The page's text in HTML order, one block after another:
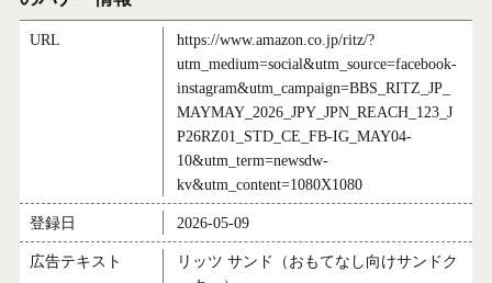
URL
https://www.amazon.co.jp/ritz/?
utm_medium=social&utm_source=facebook-
instagram&utm_campaign=BBS_RITZ_JP_
MAYMAY_2026_JPY_JPN_REACH_123_J
P26RZ01_STD_CE_FB-IG_MAY04-
10&utm_term=newsdw-
kv&utm_content=1080X1080
登録日 2026-05-09
広告テキスト
リッツ サンド（おもてなし向けサンドク